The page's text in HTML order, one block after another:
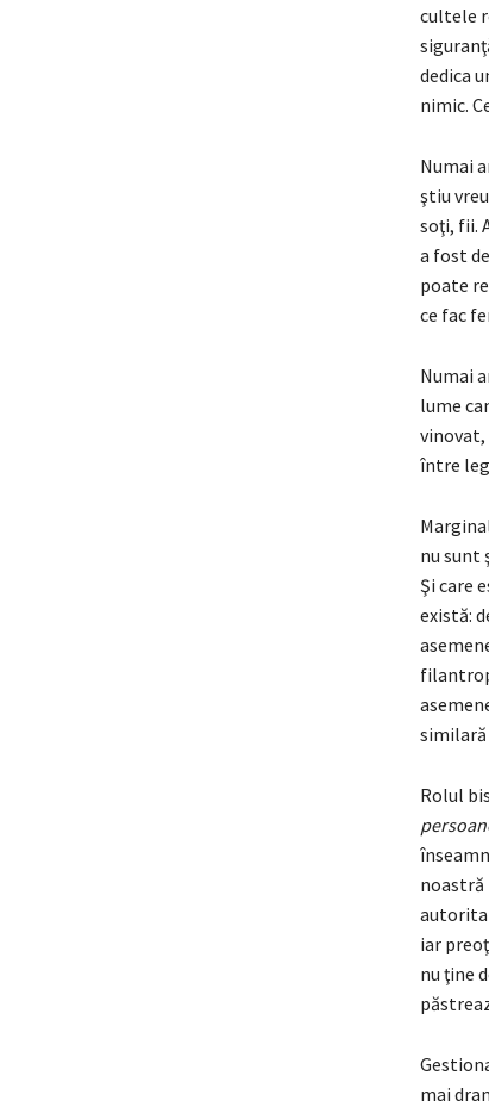
cultele
dedica
nimic.
Numai
ştiu
soţi, fii.
a fost
poate
ce fac
Numai
lume
vinovat,
între
nu sunt
Şi care
există:
Rolul
noastră
iar
nu ţine
mai